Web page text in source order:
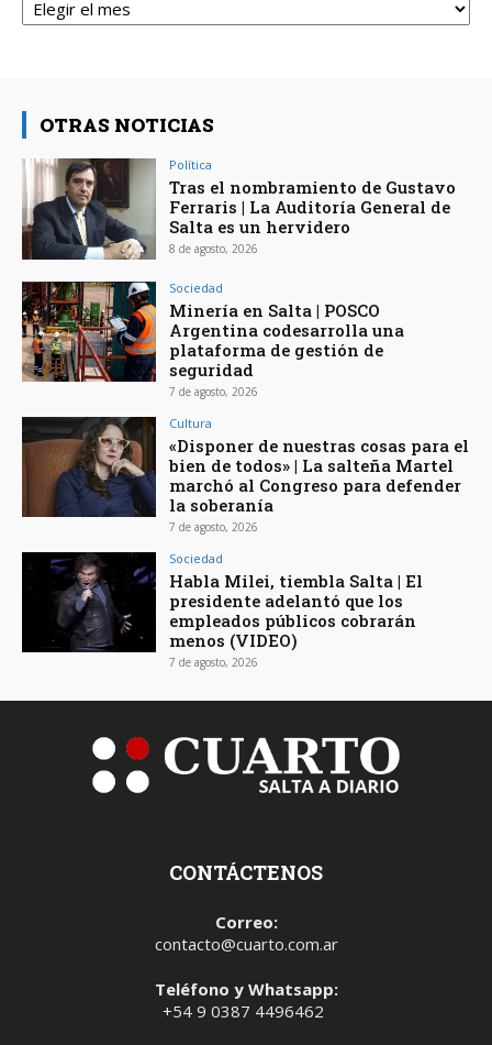
OTRAS NOTICIAS
Política
Tras el nombramiento de Gustavo
Ferraris | La Auditoría General de
Salta es un hervidero
8 de agosto, 2026
Sociedad
Minería en Salta | POSCO
Argentina codesarrolla una
plataforma de gestión de
seguridad
7 de agosto, 2026
Cultura
«Disponer de nuestras cosas para el
bien de todos» | La salteña Martel
marchó al Congreso para defender
la soberanía
7 de agosto, 2026
Sociedad
Habla Milei, tiembla Salta | El
presidente adelantó que los
empleados públicos cobrarán
menos (VIDEO)
7 de agosto, 2026
CONTÁCTENOS
Correo:
contacto@cuarto.com.ar
Teléfono y Whatsapp:
+54 9 0387 4496462